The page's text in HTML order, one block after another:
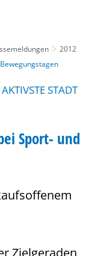
2012
STADT
Sport- und
Zielgeraden